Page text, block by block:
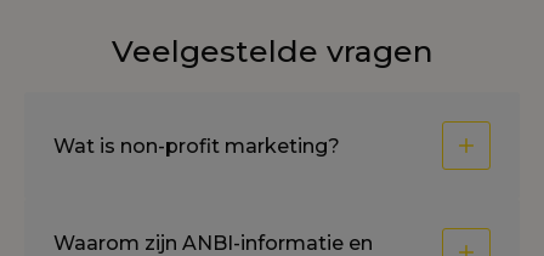
Veelgestelde vragen
Wat is non-profit marketing?
Waarom zijn ANBI-informatie en